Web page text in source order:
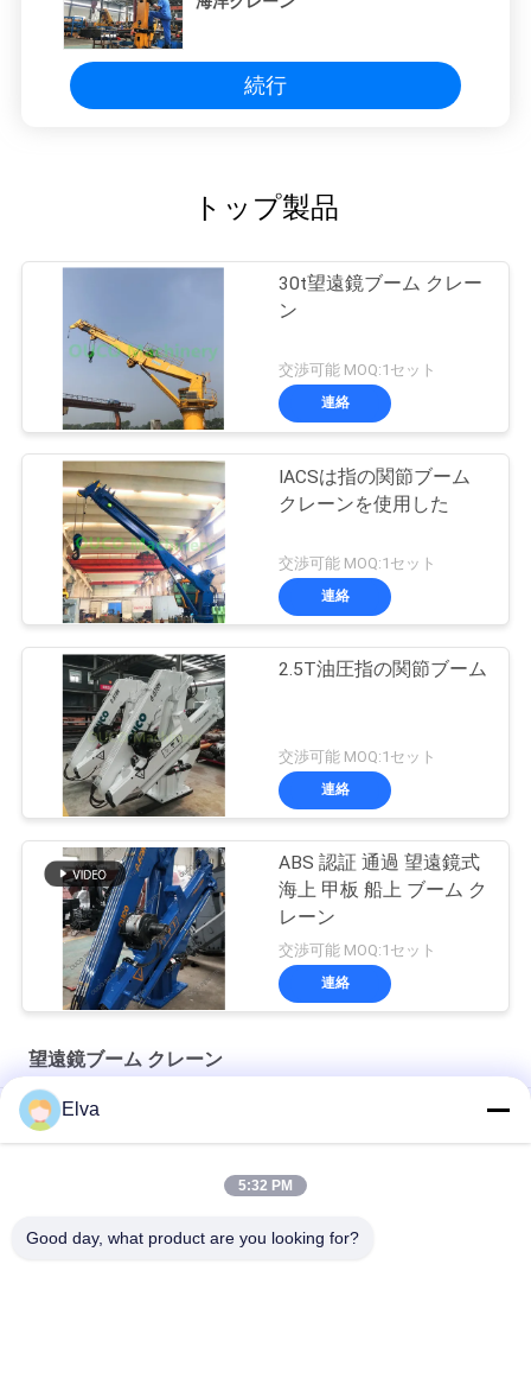
続行
トップ製品
30t望遠鏡ブーム クレー
ン
交渉可能 MOQ:1セット
連絡
IACSは指の関節ブーム
クレーンを使用した
交渉可能 MOQ:1セット
連絡
2.5T油圧指の関節ブーム
交渉可能 MOQ:1セット
連絡
ABS 認証 通過 望遠鏡式
海上 甲板 船上 ブーム ク
レーン
交渉可能 MOQ:1セット
連絡
望遠鏡ブーム クレーン
船舶用10トン電動機関室クレーン
Elva
5:32 PM
Good day, what product are you looking for?